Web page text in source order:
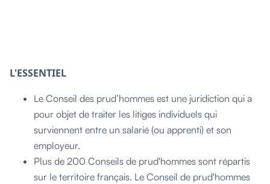
L'ESSENTIEL
Le Conseil des prud’hommes est une juridiction qui a
pour objet de traiter les litiges individuels qui
surviennent entre un salarié (ou apprenti) et son
employeur.
Plus de 200 Conseils de prud'hommes sont répartis
sur le territoire français. Le Conseil de prud'hommes